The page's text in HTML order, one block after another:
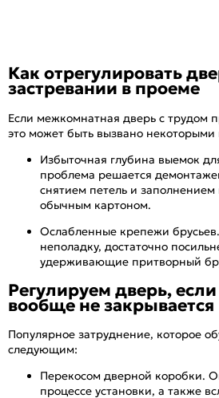
Как отрегулировать
застревании в проеме
Если межкомнатная дверь с трудом
это может быть вызвано
Избыточная глубина выемок
проблема решается
снятием петель и
обычным картоном.
Ослабленные крепежи
неполадку, достаточно
удерживающие притворный
Регулируем дверь,
вообще не закрывается
Популярное затруднение, которое
следующим:
Перекосом дверной коробки.
процессе установки, а также